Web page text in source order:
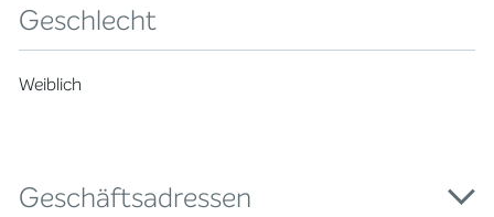
Geschlecht
Weiblich
Geschäftsadressen